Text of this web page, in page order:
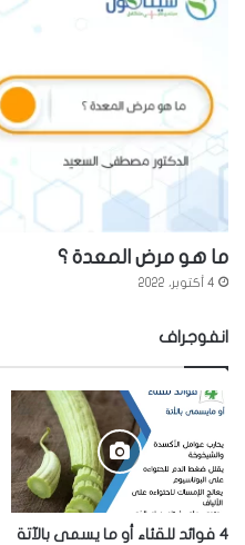
ما هو مرض المعدة ؟
4 أكتوبر، 2022
انفوجراف
4 فوائد للقئاء أو ما يسمى بالآتة